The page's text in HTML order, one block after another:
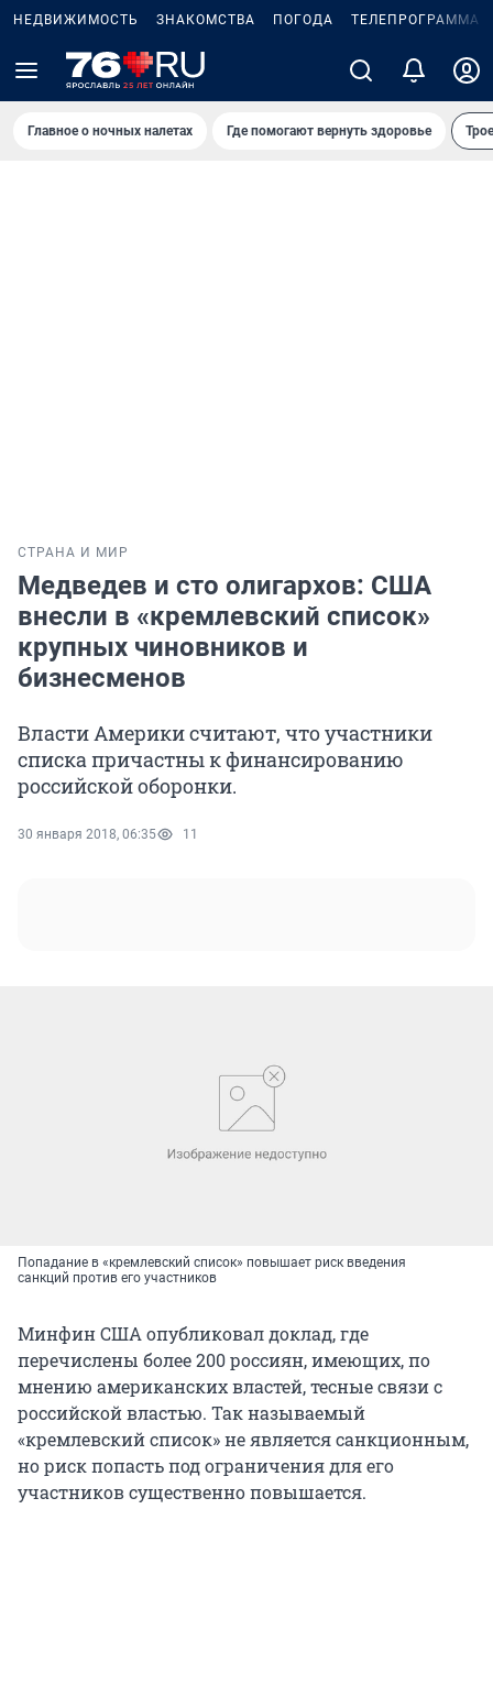
НЕДВИЖИМОСТЬ ЗНАКОМСТВА ПОГОДА ТЕЛЕПРОГРАММА
Главное о ночных налетах Где помогают вернуть здоровье
СТРАНА И МИР
Медведев и сто олигархов: США
внесли в «кремлевский список»
крупных чиновников и
бизнесменов
Власти Америки считают, что участники
списка причастны к финансированию
российской оборонки.
30 января 2018, 06:35 11
Попадание в «кремлевский список» повышает риск введения
санкций против его участников
Минфин США опубликовал доклад, где
перечислены более 200 россиян, имеющих, по
мнению американских властей, тесные связи с
российской властью. Так называемый
«кремлевский список» не является санкционным,
но риск попасть под ограничения для его
участников существенно повышается.